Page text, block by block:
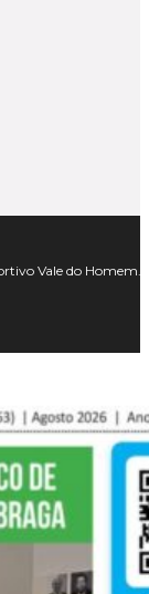
Vale do Homem.